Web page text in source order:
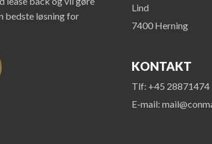
bedste løsning for
Lind
7400 Herning
KONTAKT
Tlf: +45 28871474
E-mail: